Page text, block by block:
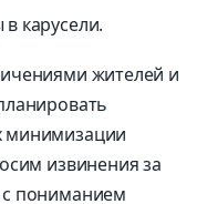
карусели.
жителей и
минимизации
извинения за
пониманием